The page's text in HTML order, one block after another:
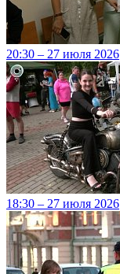
20:30 – 27 июля 2026
18:30 – 27 июля 2026